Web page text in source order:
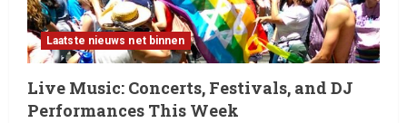
Laatste nieuws net binnen
Live Music: Concerts, Festivals, and DJ
Performances This Week